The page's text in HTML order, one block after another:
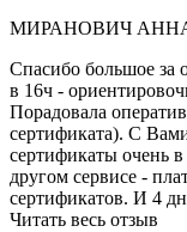
МИРАНОВИЧ
Спасибо большое за
в 16ч -
Порадовала
сертификата). С
сертификаты очень
другом сервисе -
сертификатов. И 4
Читать весь отзыв